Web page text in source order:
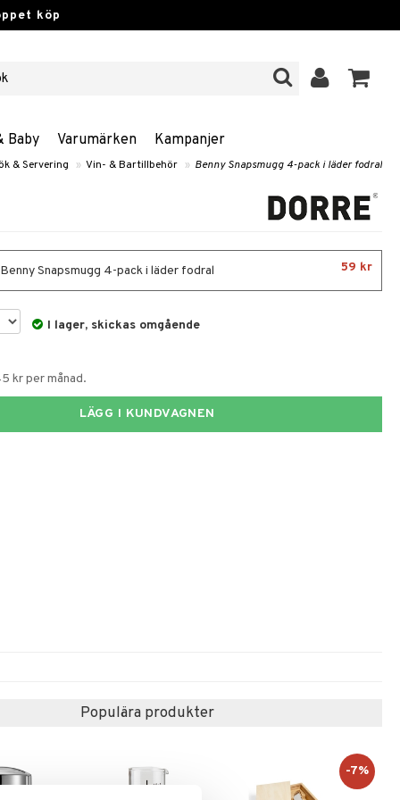
köp
Baby Varumärken Kampanjer
& Servering » Vin- & Bartillbehör » Benny Snapsmugg 4-pack i läder fodral
Snapsmugg 4-pack i läder fodral 59 kr
I lager, skickas omgående
kr per månad.
LÄGG I KUNDVAGNEN
Populära produkter
-7%